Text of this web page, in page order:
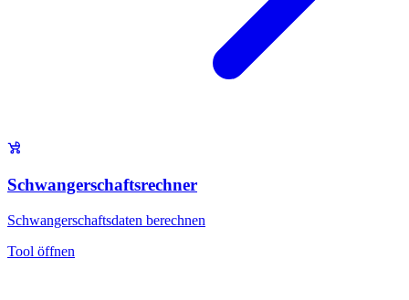
Schwangerschaftsrechner
Schwangerschaftsdaten berechnen
Tool öffnen